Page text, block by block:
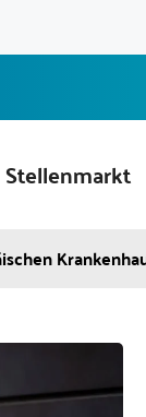
Stellenmarkt